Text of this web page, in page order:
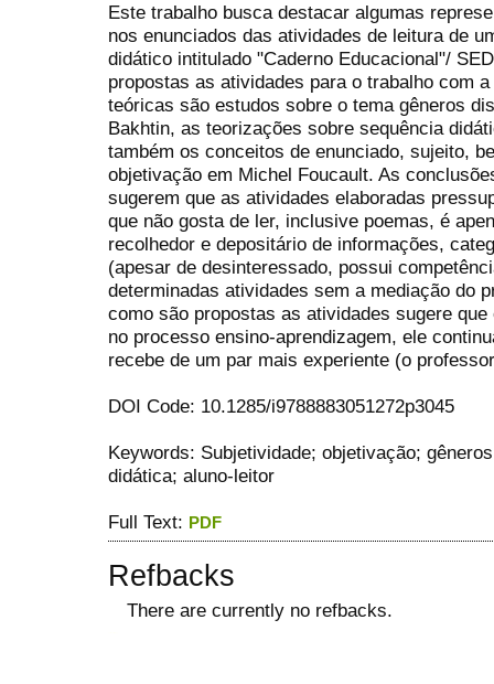
Este trabalho busca destacar algumas
nos enunciados das atividades de leitura de
didático intitulado "Caderno Educacional"/
propostas as atividades para o trabalho com
teóricas são estudos sobre o tema gêneros
Bakhtin, as teorizações sobre sequência
também os conceitos de enunciado, sujeito,
objetivação em Michel Foucault. As
sugerem que as atividades elaboradas
que não gosta de ler, inclusive poemas, é
recolhedor e depositário de informações,
(apesar de desinteressado, possui
determinadas atividades sem a mediação do
como são propostas as atividades sugere
no processo ensino-aprendizagem, ele
recebe de um par mais experiente (o
DOI Code: 10.1285/i9788883051272p3045
Keywords: Subjetividade; objetivação;
didática; aluno-leitor
Full Text: PDF
Refbacks
There are currently no refbacks.